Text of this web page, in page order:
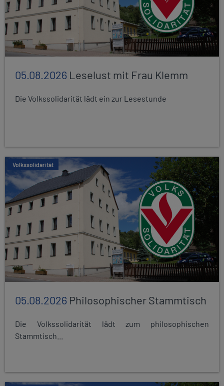
05.08.2026 Leselust mit Frau Klemm
Die Volkssolidarität lädt ein zur Lesestunde
Volkssolidarität
05.08.2026 Philosophischer Stammtisch
Die Volkssolidarität lädt zum philosophischen
Stammtisch...